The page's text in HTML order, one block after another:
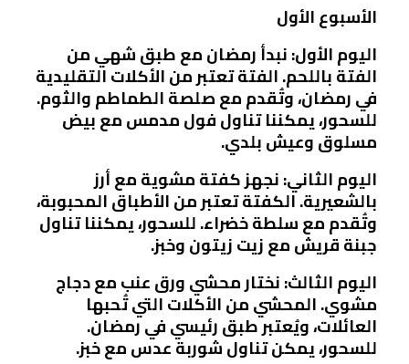
الأسبوع الأول
اليوم الأول: نبدأ رمضان مع طبق شهي من
الفتة باللحم. الفتة تعتبر من الأكلات التقليدية
في رمضان، وتُقدم مع صلصة الطماطم والثوم.
للسحور، يمكننا تناول فول مدمس مع بيض
مسلوق وعيش بلدي.
اليوم الثاني: نجهز كفتة مشوية مع أرز
بالشعيرية. الكفتة تعتبر من الأطباق المحبوبة،
وتُقدم مع سلطة خضراء. للسحور، يمكننا تناول
جبنة قريش مع زيت زيتون وخبز.
اليوم الثالث: نختار محشي ورق عنب مع دجاج
مشوي. المحشي من الأكلات التي تُحبها
العائلات، ويُعتبر طبق رئيسي في رمضان.
للسحور، يمكن تناول شوربة عدس مع خبز.